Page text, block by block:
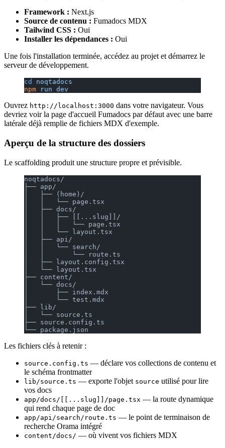
Framework : Next.js
Source de contenu : Fumadocs MDX
Tailwind CSS : Oui
Installer les dépendances : Oui
Une fois l'installation terminée, accédez au projet et démarrez le
serveur de développement.
cd
noqtadocs
npm run dev
Ouvrez http://localhost:3000 dans votre navigateur. Vous
devriez voir la page d'accueil Fumadocs par défaut avec une barre
latérale déjà remplie de fichiers MDX d'exemple.
Aperçu de la structure des dossiers
Le scaffolding produit une structure propre et prévisible.
noqtadocs/
├── app/
│   ├── (home)/
│   │   └── page.tsx
│   ├── docs/
│   │   ├── [[...slug]]/
│   │   │   └── page.tsx
│   │   └── layout.tsx
│   ├── api/
│   │   └── search/
│   │       └── route.ts
│   ├── layout.config.tsx
│   └── layout.tsx
├── content/
│   └── docs/
│       ├── index.mdx
│       └── test.mdx
├── lib/
│   └── source.ts
├── source.config.ts
└── package.json
Les fichiers clés à retenir :
source.config.ts — déclare vos collections de contenu et
le schéma frontmatter
lib/source.ts — exporte l'objet source utilisé pour lire
vos docs
app/docs/[[...slug]]/page.tsx — la route dynamique
qui rend chaque page de doc
app/api/search/route.ts — le point de terminaison de
recherche Orama intégré
content/docs/ — où vivent vos fichiers MDX